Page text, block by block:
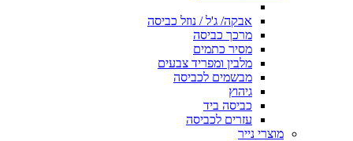
אבקה/ ג'ל / נוזל כביסה
מרכך כביסה
מסיר כתמים
מלבין ומפריד צבעים
מבשמים לכביסה
גיהוץ
כביסה ביד
עזרים לכביסה
מוצרי נייר